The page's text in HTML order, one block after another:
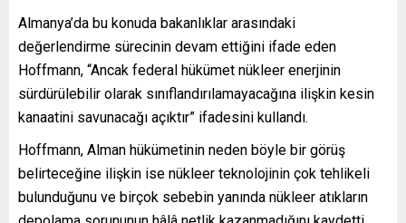
Almanya’da bu konuda bakanlıklar arasındaki
değerlendirme sürecinin devam ettiğini ifade eden
Hoffmann, “Ancak federal hükümet nükleer enerjinin
sürdürülebilir olarak sınıflandırılamayacağına ilişkin kesin
kanaatini savunacağı açıktır” ifadesini kullandı.
Hoffmann, Alman hükümetinin neden böyle bir görüş
belirteceğine ilişkin ise nükleer teknolojinin çok tehlikeli
bulunduğunu ve birçok sebebin yanında nükleer atıkların